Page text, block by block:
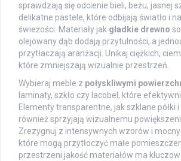
sprawdzają się odcienie bieli, beżu, jasnej
delikatne pastele, które odbijają światło i
świeżości. Materiały jak gładkie drewno
olejowany dąb dodają przytulności, a
przytłaczają aranżacji. Unikaj ciężkich,
które zmniejszają wizualnie przestrzeń.
Wybieraj meble z połyskliwymi
laminaty, szkło czy lacobel, które
Elementy transparentne, jak szklane półki
również sprzyjają wizualnemu
Zrezygnuj z intensywnych wzorów i
które mogą przytłoczyć małe
przestrzeni jakość materiałów ma